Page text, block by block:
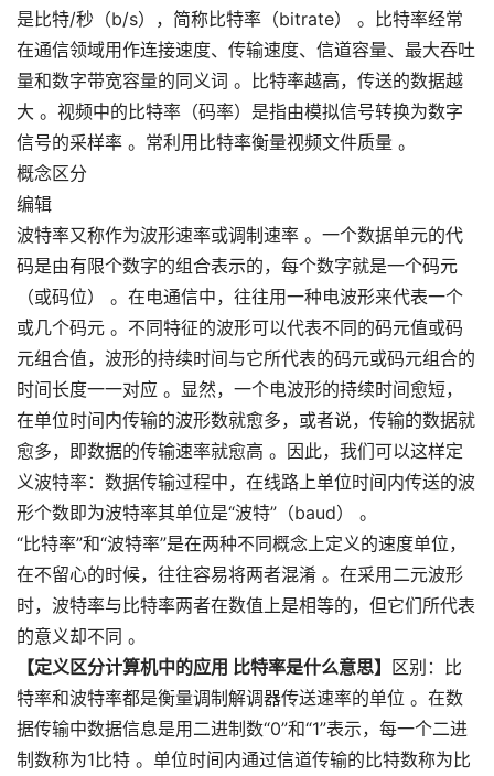
是比特/秒（b/s），简称比特率（bitrate） 。比特率经常
在通信领域用作连接速度、传输速度、信道容量、最大吞吐
量和数字带宽容量的同义词 。比特率越高，传送的数据越
大 。视频中的比特率（码率）是指由模拟信号转换为数字
信号的采样率 。常利用比特率衡量视频文件质量 。
概念区分
编辑
波特率又称作为波形速率或调制速率 。一个数据单元的代
码是由有限个数字的组合表示的，每个数字就是一个码元
（或码位） 。在电通信中，往往用一种电波形来代表一个
或几个码元 。不同特征的波形可以代表不同的码元值或码
元组合值，波形的持续时间与它所代表的码元或码元组合的
时间长度一一对应 。显然，一个电波形的持续时间愈短，
在单位时间内传输的波形数就愈多，或者说，传输的数据就
愈多，即数据的传输速率就愈高 。因此，我们可以这样定
义波特率：数据传输过程中，在线路上单位时间内传送的波
形个数即为波特率其单位是“波特”（baud） 。
“比特率”和“波特率”是在两种不同概念上定义的速度单位，
在不留心的时候，往往容易将两者混淆 。在采用二元波形
时，波特率与比特率两者在数值上是相等的，但它们所代表
的意义却不同 。
【定义区分计算机中的应用 比特率是什么意思】 区别：比
特率和波特率都是衡量调制解调器传送速率的单位 。在数
据传输中数据信息是用二进制数“0”和“1”表示，每一个二进
制数称为1比特 。单位时间内通过信道传输的比特数称为比